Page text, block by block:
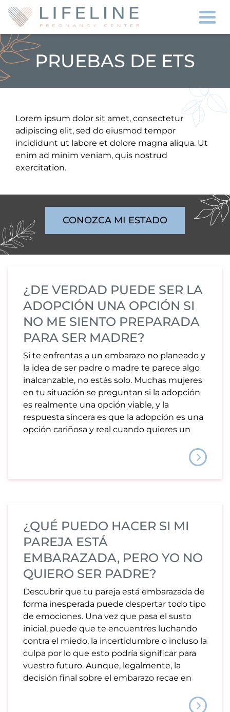
PRUEBAS DE ETS
Lorem ipsum dolor sit amet, consectetur
adipiscing elit, sed do eiusmod tempor
incididunt ut labore et dolore magna aliqua. Ut
enim ad minim veniam, quis nostrud
exercitation.
CONOZCA MI ESTADO
¿DE VERDAD PUEDE SER LA
ADOPCIÓN UNA OPCIÓN SI
NO ME SIENTO PREPARADA
PARA SER MADRE?
Si te enfrentas a un embarazo no planeado y
la idea de ser padre o madre te parece algo
inalcanzable, no estás solo. Muchas mujeres
en tu situación se preguntan si la adopción
es realmente una opción viable, y la
respuesta sincera es que la adopción es una
opción cariñosa y real cuando quieres un
¿QUÉ PUEDO HACER SI MI
PAREJA ESTÁ
EMBARAZADA, PERO YO NO
QUIERO SER PADRE?
Descubrir que tu pareja está embarazada de
forma inesperada puede despertar todo tipo
de emociones. Una vez que pasa el susto
inicial, puede que te encuentres luchando
contra el miedo, la incertidumbre o incluso la
culpa por lo que esto podría significar para
vuestro futuro. Aunque, legalmente, la
decisión final sobre el embarazo recae en